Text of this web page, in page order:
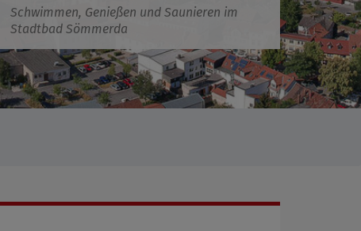
Schwimmen, Genießen und Saunieren im
Stadtbad Sömmerda